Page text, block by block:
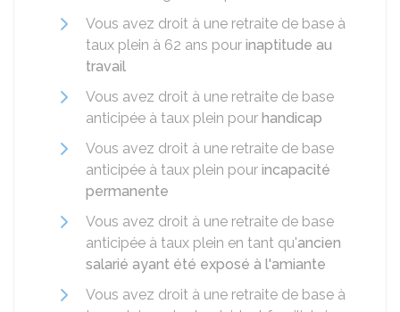
Vous avez droit à une retraite de base à
taux plein à 62 ans pour inaptitude au
travail
Vous avez droit à une retraite de base
anticipée à taux plein pour handicap
Vous avez droit à une retraite de base
anticipée à taux plein pour incapacité
permanente
Vous avez droit à une retraite de base
anticipée à taux plein en tant qu'ancien
salarié ayant été exposé à l'amiante
Vous avez droit à une retraite de base à